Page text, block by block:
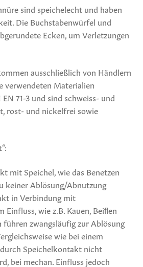
sind speichelecht und haben
Die Buchstabenwürfel und
Ecken, um Verletzungen
ausschließlich von Händlern
verwendeten Materialien
71-3 und sind schweiss- und
rost- und nickelfrei sowie
mit Speichel, wie das Benetzen
keiner Ablösung/Abnutzung
in Verbindung mit
Einfluss, wie z.B. Kauen, Beiﬂen
führen zwangsläufig zur Ablösung
wie bei einem
Speichelkontakt nicht
bei mechan. Einfluss jedoch